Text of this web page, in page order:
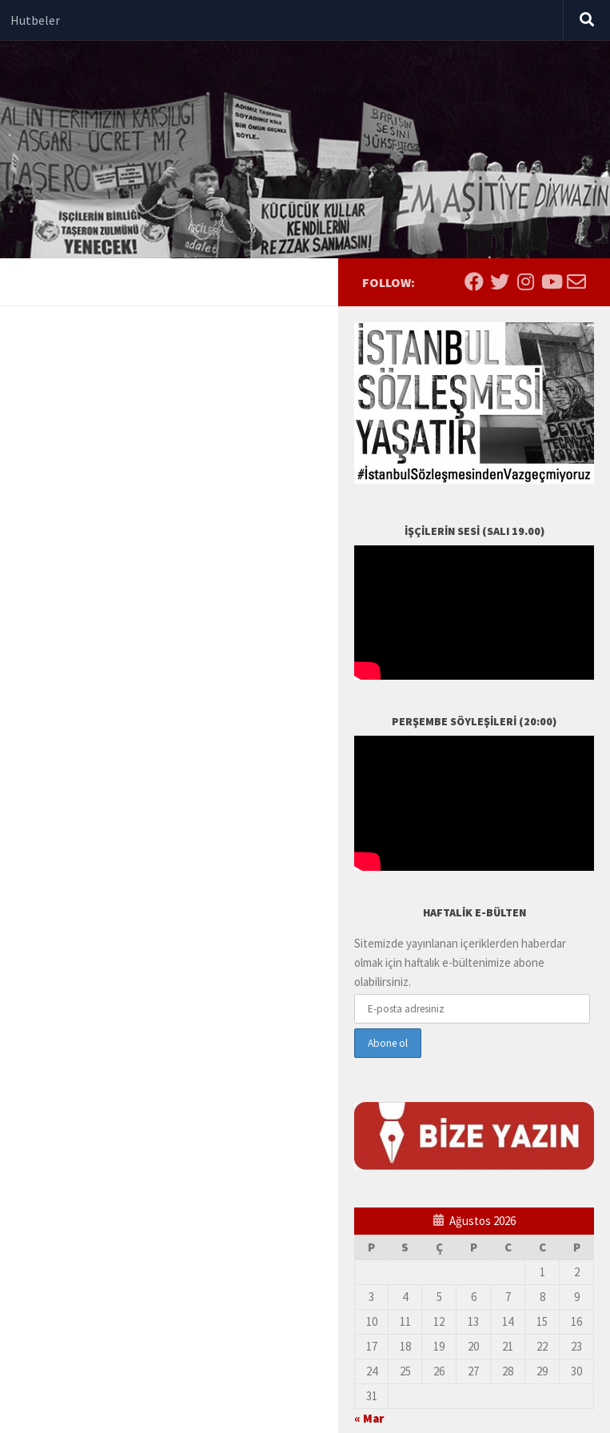
Hutbeler
FOLLOW:
İŞÇILERIN SESI (SALI 19.00)
PERŞEMBE SÖYLEŞILERI (20:00)
HAFTALIK E-BÜLTEN
Sitemizde yayınlanan içeriklerden haberdar
olmak için haftalık e-bültenimize abone
olabilirsiniz.
Ağustos 2026
P
S Ç P C C
P
1
2
3
4 5 6 7 8
9
10
11 12 13 14 15
16
17
18 19 20 21 22
23
24
25 26 27 28 29
30
31
« Mar